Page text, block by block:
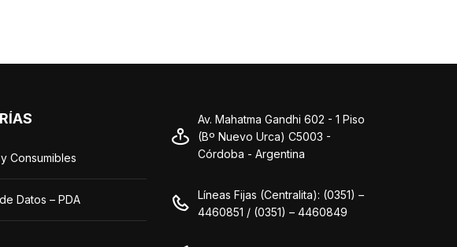
Consumibles
Datos – PDA
Av. Mahatma Gandhi 602 - 1 Piso
(Bº Nuevo Urca) C5003 -
Córdoba - Argentina
Líneas Fijas (Centralita): (0351) –
4460851 / (0351) – 4460849